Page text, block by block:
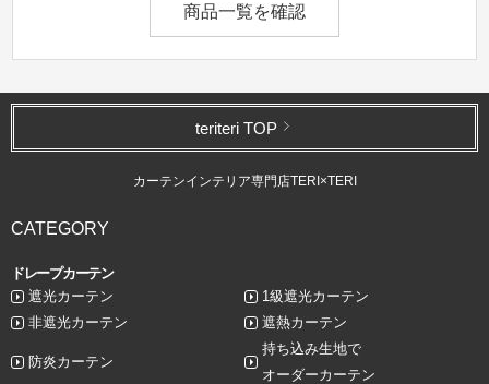
商品一覧を確認
teriteri TOP
カーテンインテリア専門店TERI×TERI
CATEGORY
ドレープカーテン
遮光カーテン
1級遮光カーテン
非遮光カーテン
遮熱カーテン
防炎カーテン
持ち込み生地で
オーダーカーテン